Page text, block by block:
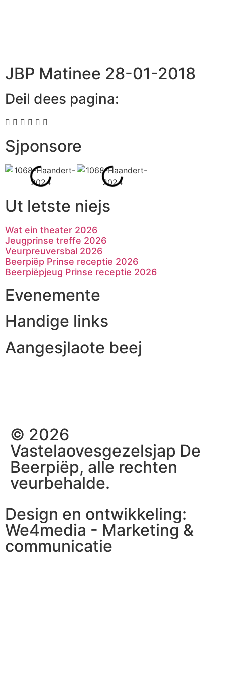
JBP Matinee 28-01-2018
Deil dees pagina:
Sjponsore
Ut letste niejs
Wat ein theater 2026
Jeugprinse treffe 2026
Veurpreuversbal 2026
Beerpiëp Prinse receptie 2026
Beerpiëpjeug Prinse receptie 2026
Evenemente
Handige links
Aangesjlaote beej
© 2026
Vastelaovesgezelsjap De
Beerpiëp, alle rechten
veurbehalde.
Design en ontwikkeling:
We4media - Marketing &
communicatie